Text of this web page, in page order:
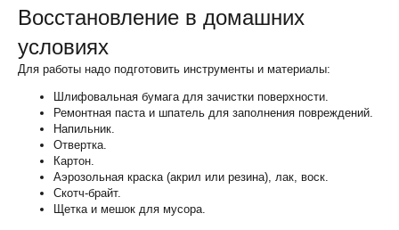
Восстановление в домашних
условиях
Для работы надо подготовить инструменты и материалы:
Шлифовальная бумага для зачистки поверхности.
Ремонтная паста и шпатель для заполнения повреждений.
Напильник.
Отвертка.
Картон.
Аэрозольная краска (акрил или резина), лак, воск.
Скотч-брайт.
Щетка и мешок для мусора.